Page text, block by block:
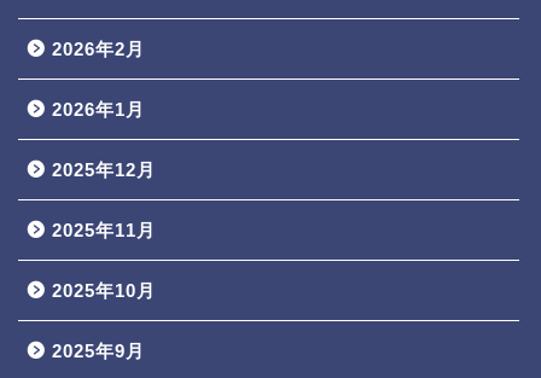
2026年2月
2026年1月
2025年12月
2025年11月
2025年10月
2025年9月